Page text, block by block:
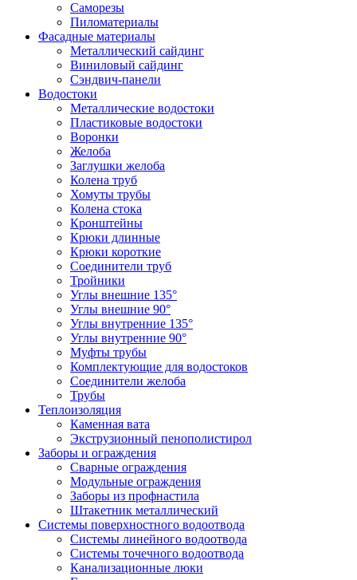
Саморезы
Пиломатериалы
Фасадные материалы
Металлический сайдинг
Виниловый сайдинг
Сэндвич-панели
Водостоки
Металлические водостоки
Пластиковые водостоки
Воронки
Желоба
Заглушки желоба
Колена труб
Хомуты трубы
Колена стока
Кронштейны
Крюки длинные
Крюки короткие
Соединители труб
Тройники
Углы внешние 135°
Углы внешние 90°
Углы внутренние 135°
Углы внутренние 90°
Муфты трубы
Комплектующие для водостоков
Соединители желоба
Трубы
Теплоизоляция
Каменная вата
Экструзионный пенополистирол
Заборы и ограждения
Сварные ограждения
Модульные ограждения
Заборы из профнастила
Штакетник металлический
Системы поверхностного водоотвода
Системы линейного водоотвода
Системы точечного водоотвода
Канализационные люки